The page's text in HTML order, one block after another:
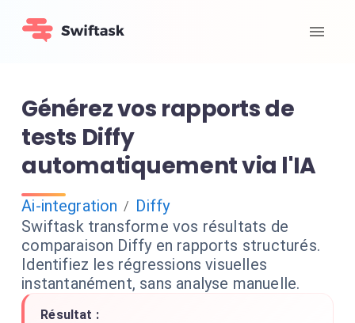
Générez vos rapports de
tests Diffy
automatiquement via l'IA
Ai-integration / Diffy
Swiftask transforme vos résultats de
comparaison Diffy en rapports structurés.
Identifiez les régressions visuelles
instantanément, sans analyse manuelle.
Résultat :